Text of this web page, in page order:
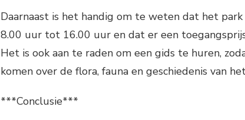
Daarnaast is het handig om te weten dat het
8.00 uur tot 16.00 uur en dat er een
Het is ook aan te raden om een gids te huren,
komen over de flora, fauna en geschiedenis van
***Conclusie***